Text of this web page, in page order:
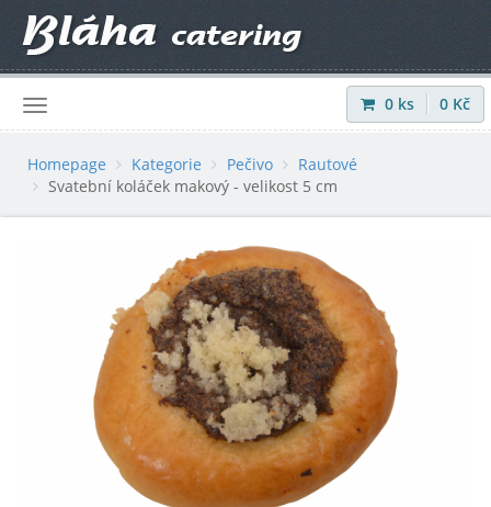
Přihlásit |Registrovat
0 ks 0 Kč
Homepage Kategorie Pečivo
Rautové
Svatební koláček makový - velikost 5 cm